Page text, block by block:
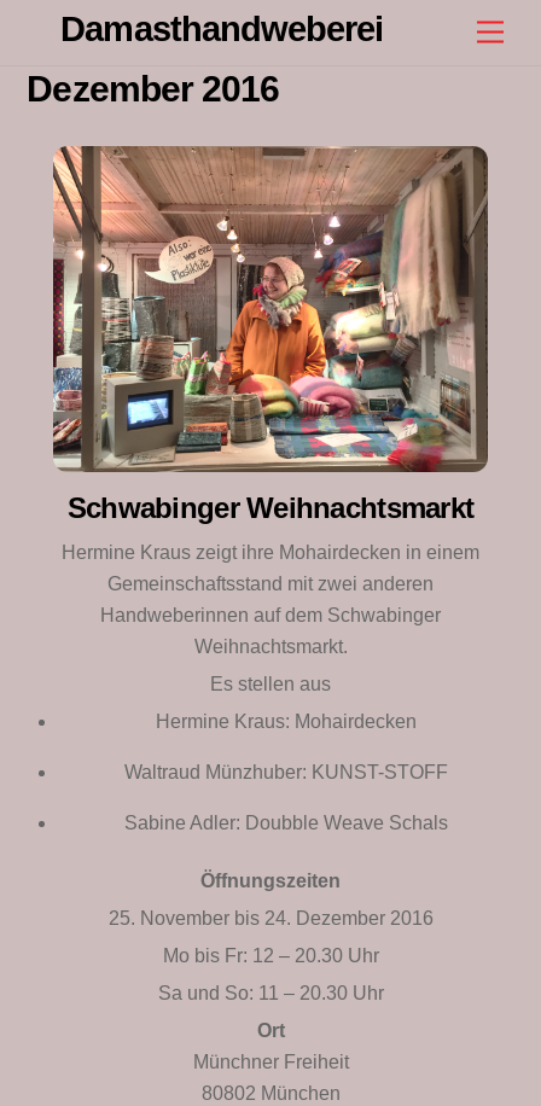
content
Damasthandweberei
Dezember 2016
Schwabinger Weihnachtsmarkt
Hermine Kraus zeigt ihre Mohairdecken in einem
Gemeinschaftsstand mit zwei anderen
Handweberinnen auf dem Schwabinger
Weihnachtsmarkt.
Es stellen aus
Hermine Kraus: Mohairdecken
Waltraud Münzhuber: KUNST-STOFF
Sabine Adler: Doubble Weave Schals
Öffnungszeiten
25. November bis 24. Dezember 2016
Mo bis Fr: 12 – 20.30 Uhr
Sa und So: 11 – 20.30 Uhr
Ort
Münchner Freiheit
80802 München